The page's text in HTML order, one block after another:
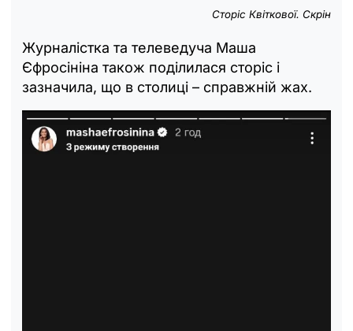
Сторіс Квіткової. Скрін
Журналістка та телеведуча Маша
Єфросініна також поділилася сторіс і
зазначила, що в столиці – справжній жах.